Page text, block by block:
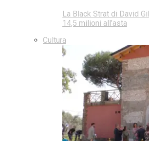
La Black Strat di David
14,5 milioni all’asta
Cultura